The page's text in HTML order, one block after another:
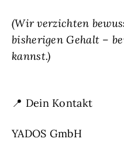
(Wir verzichten
bisherigen Gehalt –
kannst.)
📍 Dein Kontakt
YADOS GmbH